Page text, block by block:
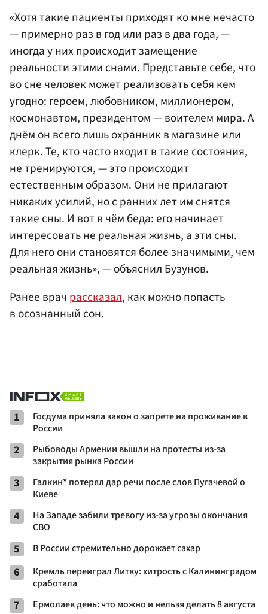
«Хотя такие пациенты приходят ко мне нечасто
— примерно раз в год или раз в два года, —
иногда у них происходит замещение
реальности этими снами. Представьте себе, что
во сне человек может реализовать себя кем
угодно: героем, любовником, миллионером,
космонавтом, президентом — воителем мира. А
днём он всего лишь охранник в магазине или
клерк. Те, кто часто входит в такие состояния,
не тренируются, — это происходит
естественным образом. Они не прилагают
никаких усилий, но с ранних лет им снятся
такие сны. И вот в чём беда: его начинает
интересовать не реальная жизнь, а эти сны.
Для него они становятся более значимыми, чем
реальная жизнь», — объяснил Бузунов.
Ранее врач рассказал, как можно попасть
в осознанный сон.
1
Госдума приняла закон о запрете на проживание в
России
2
Рыбоводы Армении вышли на протесты из-за
закрытия рынка России
3
Галкин* потерял дар речи после слов Пугачевой о
Киеве
4
На Западе забили тревогу из-за угрозы окончания
СВО
5 В России стремительно дорожает сахар
6
Кремль переиграл Литву: хитрость с Калининградом
сработала
7 Ермолаев день: что можно и нельзя делать 8 августа